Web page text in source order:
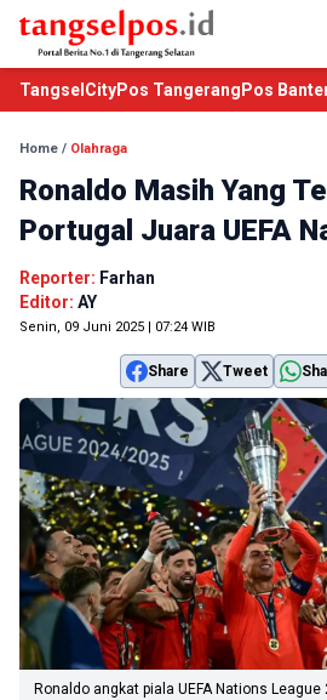
TangselCityPos Tangerang Pos
Home / Olahraga
Ronaldo Masih Yang
Portugal Juara UEFA
Reporter: Farhan
Editor: AY
Senin, 09 Juni 2025 | 07:24 WIB
Share Tweet
Ronaldo angkat piala UEFA Nations